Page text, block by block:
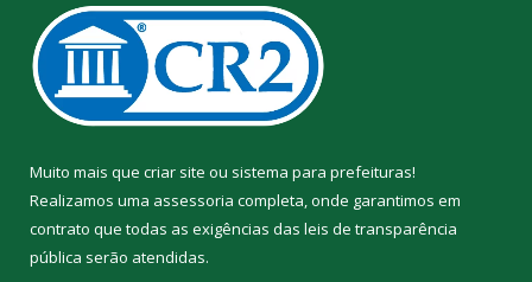
Muito mais que criar site ou sistema para prefeituras!
Realizamos uma assessoria completa, onde garantimos em
contrato que todas as exigências das leis de transparência
pública serão atendidas.